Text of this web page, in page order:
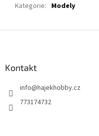
Kategorie: Modely
Kontakt
info@hajekhobby.cz
773174732